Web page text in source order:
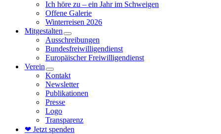
Ich höre zu – ein Jahr im Schweigen
Offene Galerie
Winterreisen 2026
Mitgestalten
Ausschreibungen
Bundesfreiwilligendienst
Europäischer Freiwilligendienst
Verein
Kontakt
Newsletter
Publikationen
Presse
Logo
Transparenz
❤ Jetzt spenden